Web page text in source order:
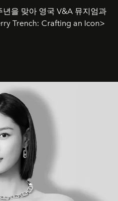
을 맞아 영국 V&A 뮤지엄과
Trench: Crafting an Icon>